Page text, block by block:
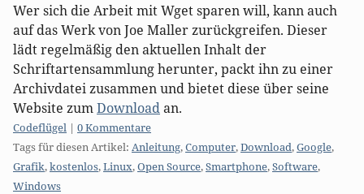
Wer sich die Arbeit mit Wget sparen will, kann auch
auf das Werk von Joe Maller zurückgreifen. Dieser
lädt regelmäßig den aktuellen Inhalt der
Schriftartensammlung herunter, packt ihn zu einer
Archivdatei zusammen und bietet diese über seine
Website zumDownloadan.
Kategorien:
Codeflügel | 0 Kommentare
Tags für diesen Artikel: Anleitung,Computer,Download,Google,
Grafik,kostenlos,Linux,Open Source,Smartphone,Software,
Windows